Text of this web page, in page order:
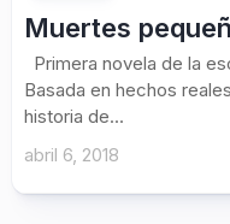
Muertes
Primera novela de la
Basada en hechos
historia de...
abril 6, 2018